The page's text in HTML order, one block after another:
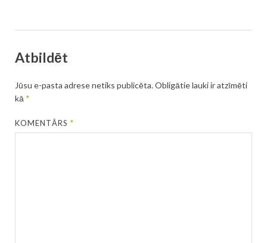
Atbildēt
Jūsu e-pasta adrese netiks publicēta.Obligātie lauki ir atzīmēti
kā *
KOMENTĀRS*